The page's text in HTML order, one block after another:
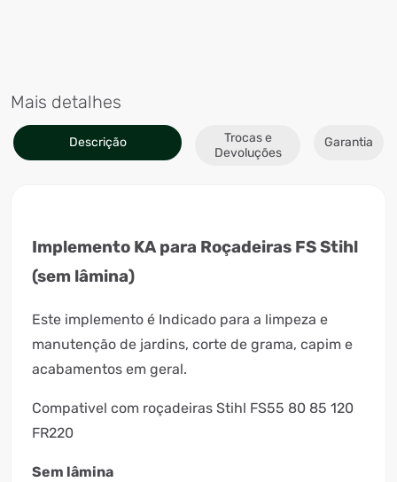
Mais detalhes
Descrição
Trocas e
Devoluções
Garantia
Implemento KA para Roçadeiras FS Stihl
(sem lâmina)
Este implemento é Indicado para a limpeza e
manutenção de jardins, corte de grama, capim e
acabamentos em geral.
Compativel com roçadeiras Stihl FS55 80 85 120
FR220
Sem lâmina